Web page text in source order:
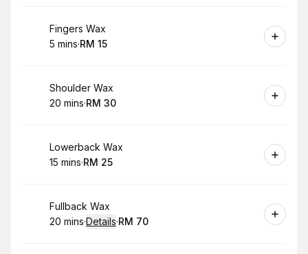
Book
Fingers Wax
. Duration:
5 mins·
.Price
RM 15
Book
Shoulder Wax
.Duration
20 mins·
.Price
RM 30
Book
Lowerback Wax
.Duration :
15 mins·
.Price
RM 25
Book
Fullback Wax
.Duration:
20 mins·Details·
.Price
RM 70